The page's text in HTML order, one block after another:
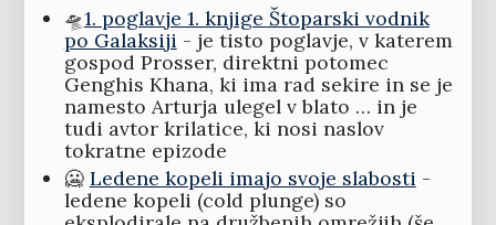
🛸1. poglavje 1. knjige Štoparski vodnik
po Galaksiji - je tisto poglavje, v katerem
gospod Prosser, direktni potomec
Genghis Khana, ki ima rad sekire in se je
namesto Arturja ulegel v blato … in je
tudi avtor krilatice, ki nosi naslov
tokratne epizode
🥶 Ledene kopeli imajo svoje slabosti -
ledene kopeli (cold plunge) so